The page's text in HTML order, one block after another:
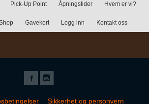
Pick-Up Point Åpningstider Hvem er vi?
Gavekort Logg inn Kontakt oss
Sikkerhet og personvern